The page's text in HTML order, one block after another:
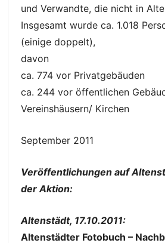
und Verwandte, die nicht in
Insgesamt wurde ca. 1.018
(einige doppelt),
davon
ca. 774 vor Privatgebäuden
ca. 244 vor öffentlichen
Vereinshäusern/ Kirchen
September 2011
Veröffentlichungen auf
der Aktion:
Altenstädt, 17.10.2011:
Altenstädter Fotobuch –